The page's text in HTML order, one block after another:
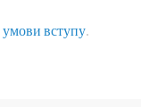
умови вступу.